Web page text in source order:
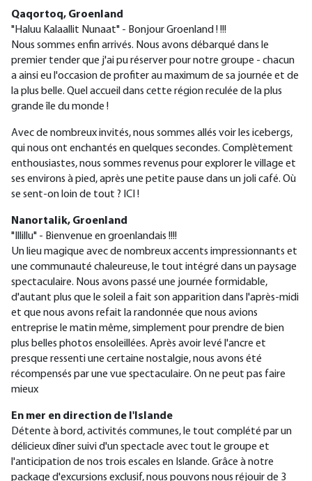
Qaqortoq, Groenland
"Haluu Kalaallit Nunaat" - Bonjour Groenland ! !!!
Nous sommes enfin arrivés. Nous avons débarqué dans le
premier tender que j'ai pu réserver pour notre groupe - chacun
a ainsi eu l'occasion de profiter au maximum de sa journée et de
la plus belle. Quel accueil dans cette région reculée de la plus
grande île du monde !
Avec de nombreux invités, nous sommes allés voir les icebergs,
qui nous ont enchantés en quelques secondes. Complètement
enthousiastes, nous sommes revenus pour explorer le village et
ses environs à pied, après une petite pause dans un joli café. Où
se sent-on loin de tout ? ICI !
Nanortalik, Groenland
"Illillu" - Bienvenue en groenlandais !!!!
Un lieu magique avec de nombreux accents impressionnants et
une communauté chaleureuse, le tout intégré dans un paysage
spectaculaire. Nous avons passé une journée formidable,
d'autant plus que le soleil a fait son apparition dans l'après-midi
et que nous avons refait la randonnée que nous avions
entreprise le matin même, simplement pour prendre de bien
plus belles photos ensoleillées. Après avoir levé l'ancre et
presque ressenti une certaine nostalgie,nous avons été
récompensés par une vue spectaculaire. On ne peut pas faire
mieux
En mer en direction de l'Islande
Détente à bord, activités communes, le tout complété par un
délicieux dîner suivi d'un spectacle avec tout le groupe et
l'anticipation de nos trois escales en Islande. Grâce à notre
package d'excursions exclusif, nous pouvons nous réjouir de 3